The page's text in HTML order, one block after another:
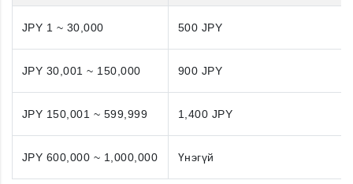
JPY 1 ~ 30,000 500 JPY
JPY 30,001 ~ 150,000 900 JPY
JPY 150,001 ~ 599,999 1,400 JPY
JPY 600,000 ~ 1,000,000 Үнэгүй